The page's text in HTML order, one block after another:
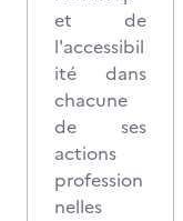
et de
l'accessibil
ité dans
chacune
de ses
actions
profession
nelles